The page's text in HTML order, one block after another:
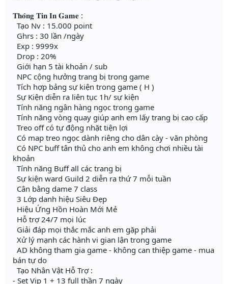
𝐓𝐡𝐨̂𝐧𝐠 𝐓𝐢𝐧 𝐈𝐧 𝐆𝐚𝐦𝐞 :
Tạo Nv : 15.000 point
Ghrs : 30 lần /ngày
Exp : 9999x
Drop : 20%
Giới hạn 5 tài khoản / sub
NPC cộng hưởng trang bị trong game
Tích hợp bảng sự kiện trong game ( H )
Sự Kiện diễn ra liên tục 1h/ sự kiện
Tính năng ngân hàng ngọc trong game
Tính năng vòng quay giúp anh em lấy trang bị cao cấp
Treo off có tự động nhặt tiện lợi
Có map treo ngọc dành riêng cho dân cày - văn phòng
Có NPC buff tân thủ cho anh em không chơi nhiều tài
khoản
Tính năng Buff all các trang bị
Sự kiện ward Guild 2 diễn ra thứ 7 mỗi tuần
Cân bằng dame 7 class
3 Lớp danh hiệu Siêu Đẹp
Hiệu Ứng Hồn Hoàn Mới Mẻ
Hỗ trợ 24/7 mọi lúc
Giải đáp mọi thắc mắc anh em gặp phải
Xử lý mạnh các hành vi gian lận trong game
AD không tham gia game - không can thiệp game - mua
bán tự do
Tạo Nhân Vật Hỗ Trợ :
- Set Vip 1 + 13 full thần 7 ngày